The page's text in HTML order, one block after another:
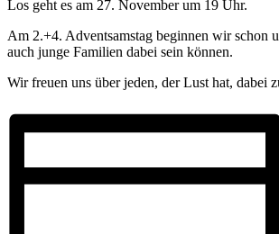
Los geht es am 27. November um 19 Uhr.
Am 2.+4. Adventsamstag beginnen wir schon
auch junge Familien dabei sein können.
Wir freuen uns über jeden, der Lust hat, dabei